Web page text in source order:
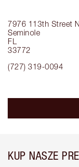
7976 113th Street
Seminole
FL
33772
(727) 319-0094
KUP NASZE